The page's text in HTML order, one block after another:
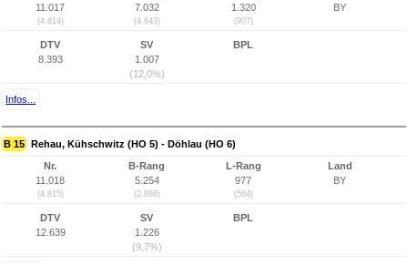
11.017
(4.814)
7.032
(4.643)
1.320
(907)
BY
DTV
8.393
SV
1.007
(12,0%)
BPL
Infos...
B 15 Rehau, Kühschwitz (HO 5) - Döhlau (HO 6)
Nr.
11.018
(4.815)
B-Rang
5.254
(2.886)
L-Rang
977
(564)
Land
BY
DTV
12.639
SV
1.226
(9,7%)
BPL